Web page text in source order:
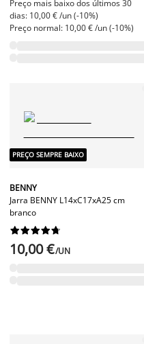
Preço mais baixo dos últimos 30
dias: 10,00 € /un (-10%)
Preço normal: 10,00 € /un (-10%)
PREÇO SEMPRE BAIXO
BENNY
Jarra BENNY L14xC17xA25 cm
branco






10,00 €/UN